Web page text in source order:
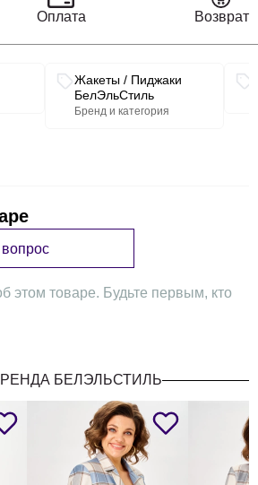
Оплата Возврат
Жакеты / Пиджаки
БелЭльСтиль
Бренд и категория
этом товаре. Будьте первым, кто
БЕЛЭЛЬСТИЛЬ